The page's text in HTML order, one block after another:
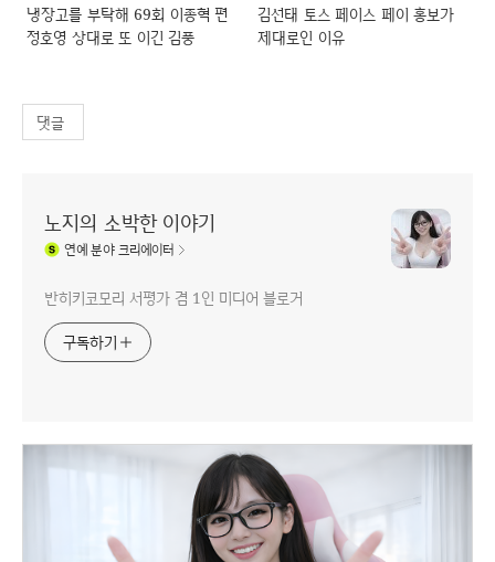
냉장고를 부탁해 69회 이종혁 편
정호영 상대로 또 이긴 김풍
김선태 토스 페이스 페이 홍보가
제대로인 이유
댓글
노지의 소박한 이야기
연예분야 크리에이터
반히키코모리 서평가 겸 1인 미디어 블로거
구독하기